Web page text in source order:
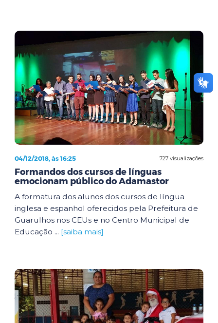
727 visualizações
04/12/2018, às 16:25
Formandos dos cursos de línguas
emocionam público do Adamastor
A formatura dos alunos dos cursos de língua
inglesa e espanhol oferecidos pela Prefeitura de
Guarulhos nos CEUs e no Centro Municipal de
Educação ... [saiba mais]